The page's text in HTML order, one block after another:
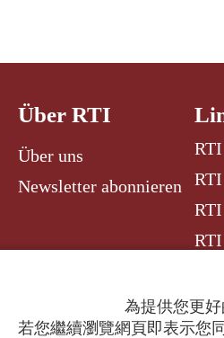
Über RTI
Über uns
Newsletter abonnieren
RTI
為提供您更好
若您繼續瀏覽網頁即表示您